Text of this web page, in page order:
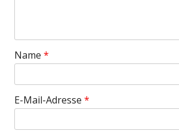
Name *
E-Mail-Adresse *